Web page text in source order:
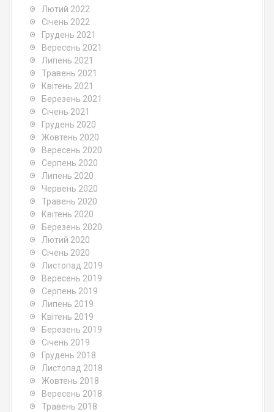
Лютий 2022
Січень 2022
Грудень 2021
Вересень 2021
Липень 2021
Травень 2021
Квітень 2021
Березень 2021
Січень 2021
Грудень 2020
Жовтень 2020
Вересень 2020
Серпень 2020
Липень 2020
Червень 2020
Травень 2020
Квітень 2020
Березень 2020
Лютий 2020
Січень 2020
Листопад 2019
Вересень 2019
Серпень 2019
Липень 2019
Квітень 2019
Березень 2019
Січень 2019
Грудень 2018
Листопад 2018
Жовтень 2018
Вересень 2018
Травень 2018